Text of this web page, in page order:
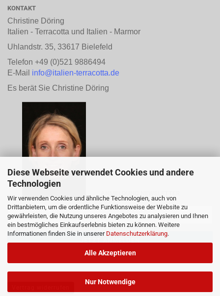
Diese Webseite verwendet Cookies und andere
Technologien
Wir verwenden Cookies und ähnliche Technologien, auch von
Drittanbietern, um die ordentliche Funktionsweise der Website zu
gewährleisten, die Nutzung unseres Angebotes zu analysieren und Ihnen
ein bestmögliches Einkaufserlebnis bieten zu können. Weitere
Informationen finden Sie in unserer Datenschutzerklärung.
Alle Akzeptieren
Nur Notwendige
KONTAKT
Christine Döring
Italien - Terracotta und Italien - Marmor
Uhlandstr. 35, 33617 Bielefeld
Telefon +49 (0)521 9886494
E-Mail info@italien-terracotta.de
Es berät Sie Christine Döring